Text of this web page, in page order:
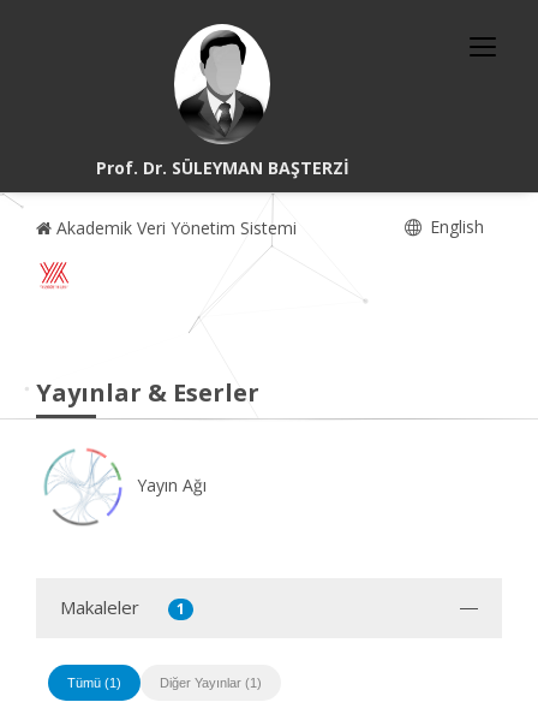
Prof. Dr. SÜLEYMAN BAŞTERZİ
Akademik Veri Yönetim Sistemi English
Yayınlar & Eserler
Yayın Ağı
Makaleler 1
Tümü (1) Diğer Yayınlar (1)